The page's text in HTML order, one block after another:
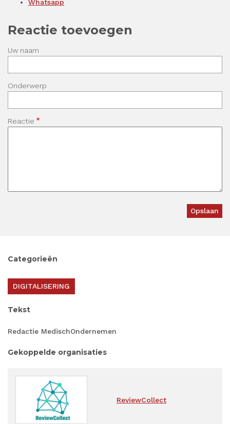
Whatsapp
Reactie toevoegen
Uw naam
Onderwerp
Reactie
Categorieën
DIGITALISERING
Tekst
Redactie MedischOndernemen
Gekoppelde organisaties
ReviewCollect